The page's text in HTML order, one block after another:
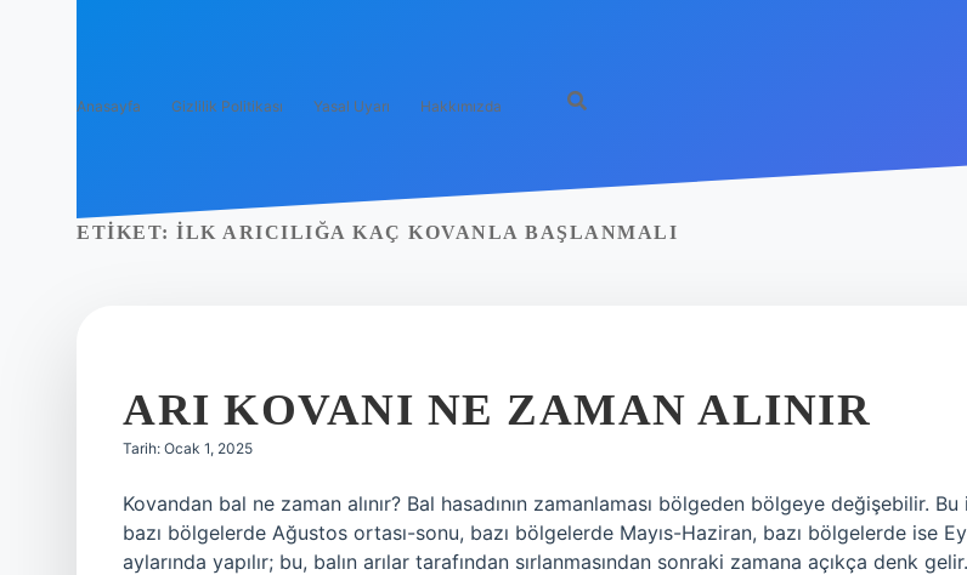
Anasayfa Gizlilik Politikası Yasal Uyarı Hakkımızda
ETIKET: İLK ARICILIĞA KAÇ KOVANLA BAŞLANMALI
ARI KOVANI NE ZAMAN ALINIR
Tarih: Ocak 1, 2025
Kovandan bal ne zaman alınır? Bal hasadının zamanlaması bölgeden bölgeye değişebilir. Bu
bazı bölgelerde Ağustos ortası-sonu, bazı bölgelerde Mayıs-Haziran, bazı bölgelerde ise
aylarında yapılır; bu, balın arılar tarafından sırlanmasından sonraki zamana açıkça denk